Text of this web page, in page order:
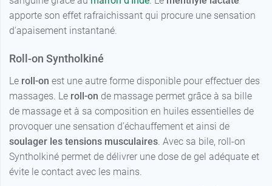
apporte son effet rafraichissant qui procure une sensation
d'apaisement instantané.
Roll-on Syntholkiné
Le roll-on est une autre forme disponible pour effectuer des
massages. Le roll-on de massage permet grâce à sa bille
de massage et à sa composition en huiles essentielles de
provoquer une sensation d’échauffement et ainsi de
soulager les tensions musculaires . Avec sa bile, roll-on
Syntholkiné permet de délivrer une dose de gel adéquate et
évite le contact avec les mains.